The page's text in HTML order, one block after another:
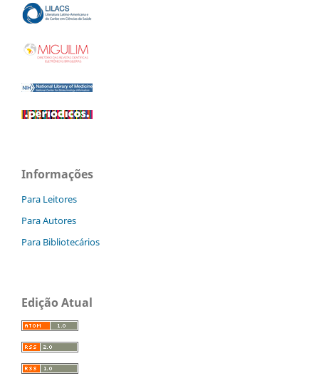
Informações
Para Leitores
Para Autores
Para Bibliotecários
Edição Atual